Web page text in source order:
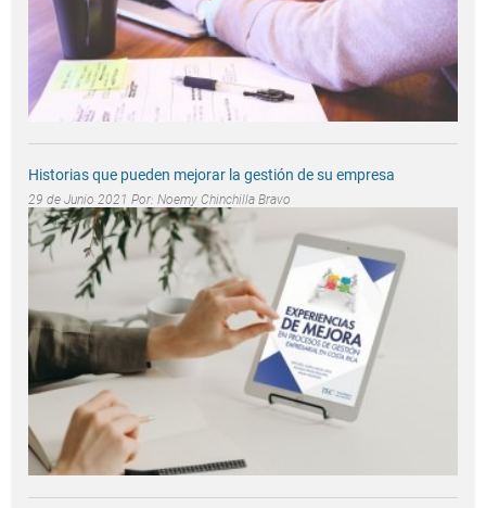
Historias que pueden mejorar la gestión de su empresa
29 de Junio 2021 Por: Noemy Chinchilla Bravo